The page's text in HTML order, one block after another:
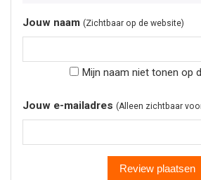
Jouw naam (Zichtbaar op de website)
Mijn naam niet tonen op
Jouw e-mailadres (Alleen zichtbaar
Review plaatsen